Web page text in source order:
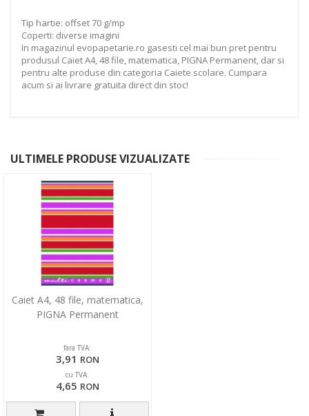
Tip hartie: offset 70 g/mp
Coperti: diverse imagini
In magazinul evopapetarie.ro gasesti cel mai bun pret pentru
produsul Caiet A4, 48 file, matematica, PIGNA Permanent, dar si
pentru alte produse din categoria Caiete scolare. Cumpara
acum si ai livrare gratuita direct din stoc!
ULTIMELE PRODUSE VIZUALIZATE
Caiet A4, 48 file, matematica,
PIGNA Permanent
fara TVA:
3,91 RON
cu TVA:
4,65 RON